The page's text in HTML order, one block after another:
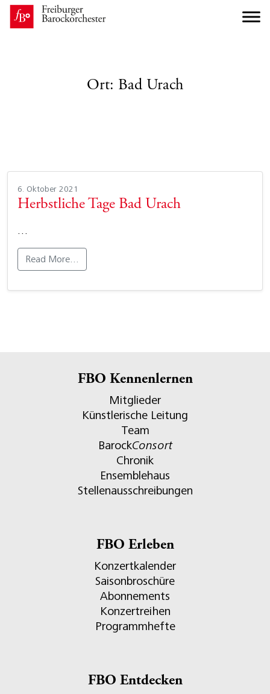
Ort: Bad Urach
6. Oktober 2021
Herbstliche Tage Bad Urach
…
Read More…
FBO Kennenlernen
Mitglieder
Künstlerische Leitung
Team
BarockConsort
Chronik
Ensemblehaus
Stellenausschreibungen
FBO Erleben
Konzertkalender
Saisonbroschüre
Abonnements
Konzertreihen
Programmhefte
FBO Entdecken